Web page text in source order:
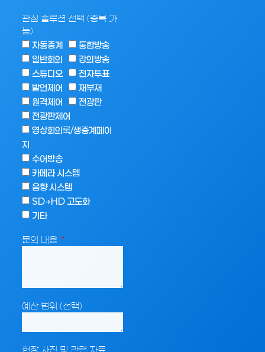
관심 솔루션 선택 (중복 가
능)
자동중계
통합방송
일반회의
강의방송
스튜디오
전자투표
발언제어
재부재
원격제어
전광판
전광판제어
영상회의록/생중계페이
지
수어방송
카메라 시스템
음향 시스템
SD→HD 고도화
기타
문의 내용
예산 범위 (선택)
현장 사진 및 관련 자료